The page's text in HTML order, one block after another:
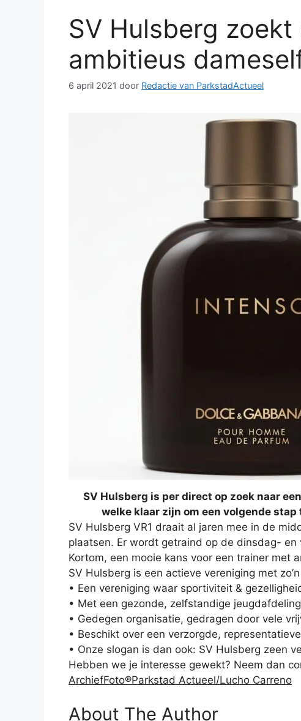
SV Hulsberg
ambitieus
6 april 2021 door Redactie van ParkstadActueel
SV Hulsberg is per direct op zoek naar
welke klaar zijn om een volgende
SV Hulsberg VR1 draait al jaren mee in de
plaatsen. Er wordt getraind op de dinsdag- en
Kortom, een mooie kans voor een trainer met
SV Hulsberg is een actieve vereniging met
• Een vereniging waar sportiviteit &
• Met een gezonde, zelfstandige
• Gedegen organisatie, gedragen door vele
• Beschikt over een verzorgde,
• Onze slogan is dan ook: SV Hulsberg zeen
Hebben we je interesse gewekt? Neem dan
ArchiefFoto®Parkstad Actueel/Lucho Carreno
About The Author